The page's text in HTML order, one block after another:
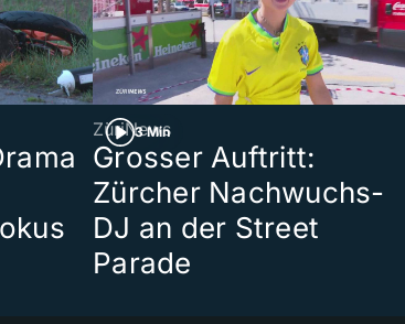
3 Min
ZüriNews
Grosser Auftritt:
Zürcher Nachwuchs-
DJ an der Street
Parade